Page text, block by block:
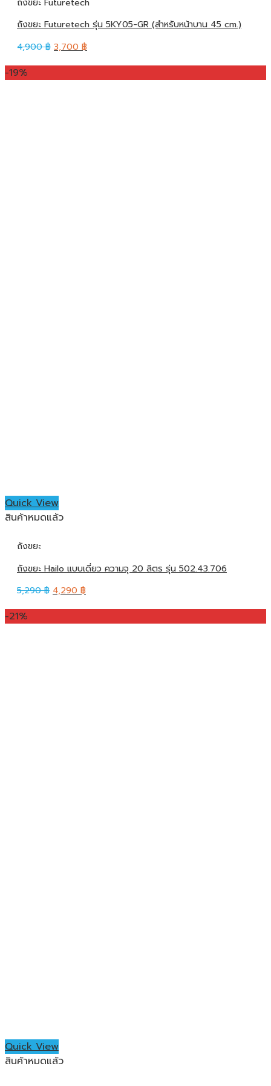
ถังขยะ Futuretech รุ่น 5KY05-GR (สำหรับหน้าบาน 45 cm.)
4,900฿ 3,700 ฿
-19%
Quick View
สินค้าหมดแล้ว
ถังขยะ
ถังขยะ Hailo แบบเดี่ยว ความจุ 20 ลิตร รุ่น 502.43.706
5,290฿ 4,290 ฿
-21%
Quick View
สินค้าหมดแล้ว